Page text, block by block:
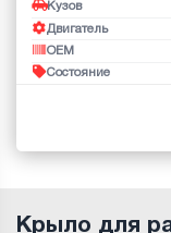
Кузов
Двигатель
OEM
Состояние
Крыло для